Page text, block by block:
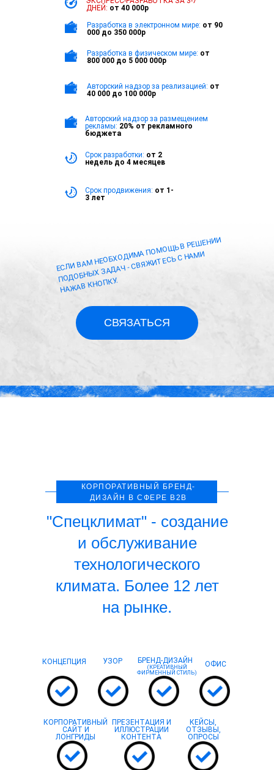
Разработка в электронном мире: от 90
000 до 350 000р
Разработка в физическом мире: от
800 000 до 5 000 000р
Авторский надзор за реализацией: от
40 000 до 100 000р
Авторский надзор за размещением
рекламы: 20% от рекламного
бюджета
Срок разработки: от 2
недель до 4 месяцев
Срок продвижения: от 1-
3 лет
ДНЕЙ: от 40 000р
СВЯЗАТЬСЯ
ЕСЛИ ВАМ НЕОБХОДИМА ПОМОЩЬ В РЕШЕНИИ
ПОДОБНЫХ ЗАДАЧ - СВЯЖИТЕСЬ С НАМИ
НАЖАВ КНОПКУ.
КОРПОРАТИВНЫЙ БРЕНД-
ДИЗАЙН В СФЕРЕ B2B
"Спецклимат" - создание
и обслуживание
технологического
климата. Более 12 лет
на рынке.
КОНЦЕПЦИЯ УЗОР ОФИС
(КРЕАТИВНЫЙ
ФИРМЕННЫЙ СТИЛЬ)
КОРПОРАТИВНЫЙ
САЙТ И
ЛОНГРИДЫ
ПРЕЗЕНТАЦИЯ И
ИЛЛЮСТРАЦИИ
КОНТЕНТА
БРЕНД-ДИЗАЙН
КЕЙСЫ,
ОТЗЫВЫ,
ОПРОСЫ